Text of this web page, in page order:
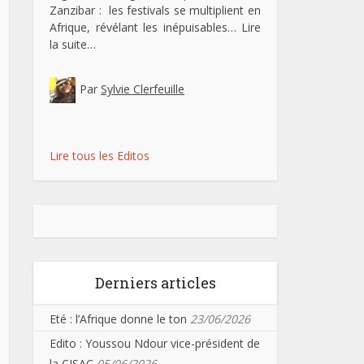
Zanzibar : les festivals se multiplient en
Afrique, révélant les inépuisables… Lire
la suite…
Par Sylvie Clerfeuille
Lire tous les Editos
Derniers articles
Eté : l’Afrique donne le ton 23/06/2026
Edito : Youssou Ndour vice-président de